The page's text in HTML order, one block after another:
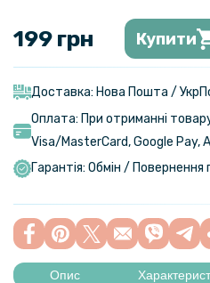
199 грн Купити
Доставка: Нова Пошта /
Оплата: При отриманні
Visa/MasterСard, Google Pay,
Гарантія: Обмін / Повернення
Опис